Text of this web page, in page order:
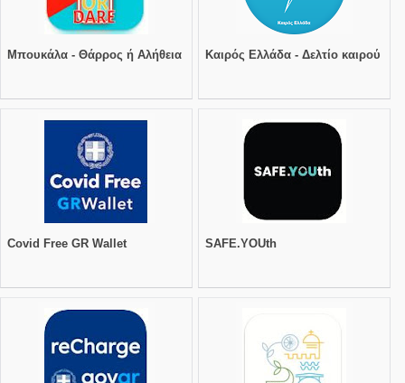
Μπουκάλα - Θάρρος ή Αλήθεια Καιρός Ελλάδα - Δελτίο καιρού
Covid Free GR Wallet SAFE.YOUth